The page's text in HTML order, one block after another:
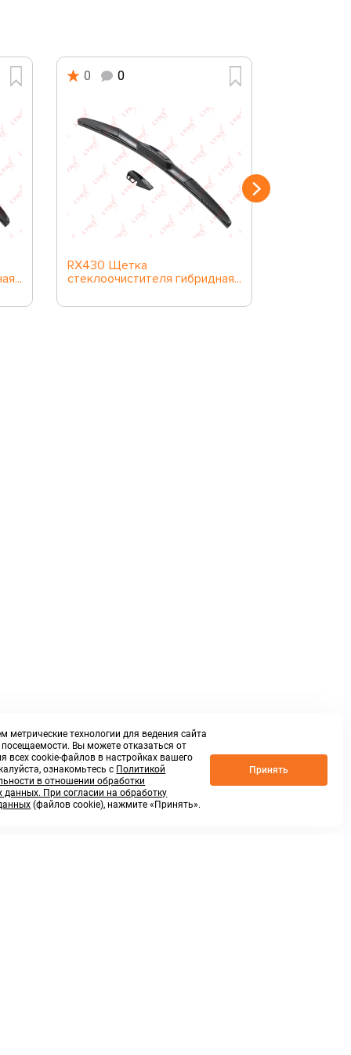
0 0
RX430 Щетка
стеклоочистителя гибридная...
метрические технологии для ведения сайта
посещаемости. Вы можете отказаться от
всех cookie-файлов в настройках вашего
ознакомьтесь с Политикой
в отношении обработки
данных. При согласии на обработку
(файлов cookie), нажмите «Принять».
Принять